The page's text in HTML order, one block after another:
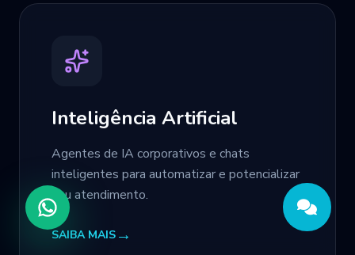
Inteligência Artificial
Agentes de IA corporativos e chats
inteligentes para automatizar e potencializar
seu atendimento.
SAIBA MAIS →